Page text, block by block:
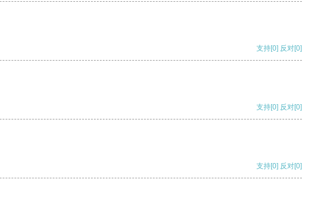
支持[0] 反对[0]
支持[0] 反对[0]
支持[0] 反对[0]